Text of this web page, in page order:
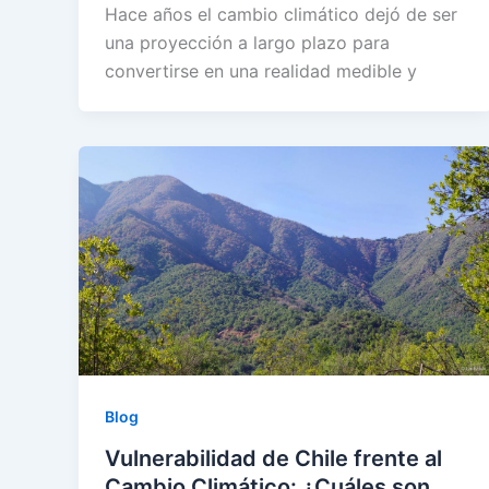
Hace años el cambio climático dejó de ser
una proyección a largo plazo para
convertirse en una realidad medible y
Blog
Vulnerabilidad de Chile frente al